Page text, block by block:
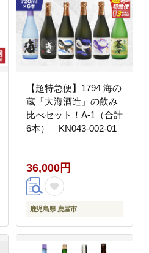
【超特急便】1794 海の
蔵「大海酒造」の飲み
比べセット！A-1（合計
6本） KN043-002-01
36,000円
鹿児島県 鹿屋市